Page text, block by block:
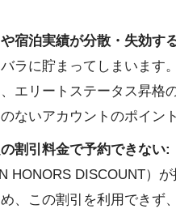
宿泊実績が分散・失効す
ラに貯まってしまいます
エリートステータス昇格
ないアカウントのポイン
割引料金で予約できない:
HONORS DISCOUNT）
、この割引を利用できず